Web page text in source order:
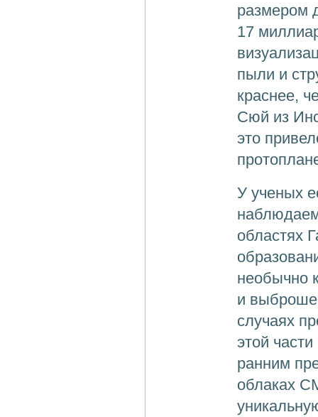
размером
17
пыли и
краснее,
Сюй из
это
У ученых
областях
необычно
и
случаях
этой
ранним
облаках